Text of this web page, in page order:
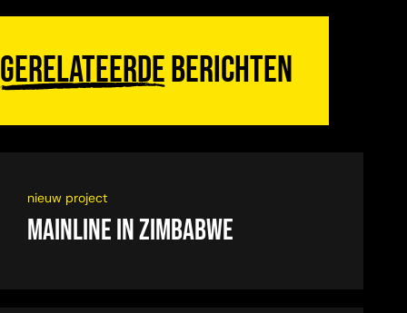
Gerelateerdeberichten
nieuw project
Mainline in Zimbabwe